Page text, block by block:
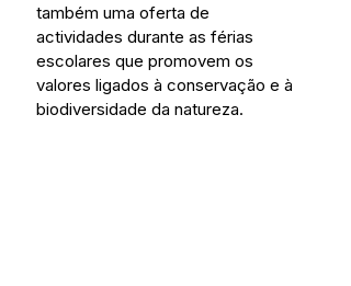
também uma oferta de
actividades durante as férias
escolares que promovem os
valores ligados à conservação e à
biodiversidade da natureza.